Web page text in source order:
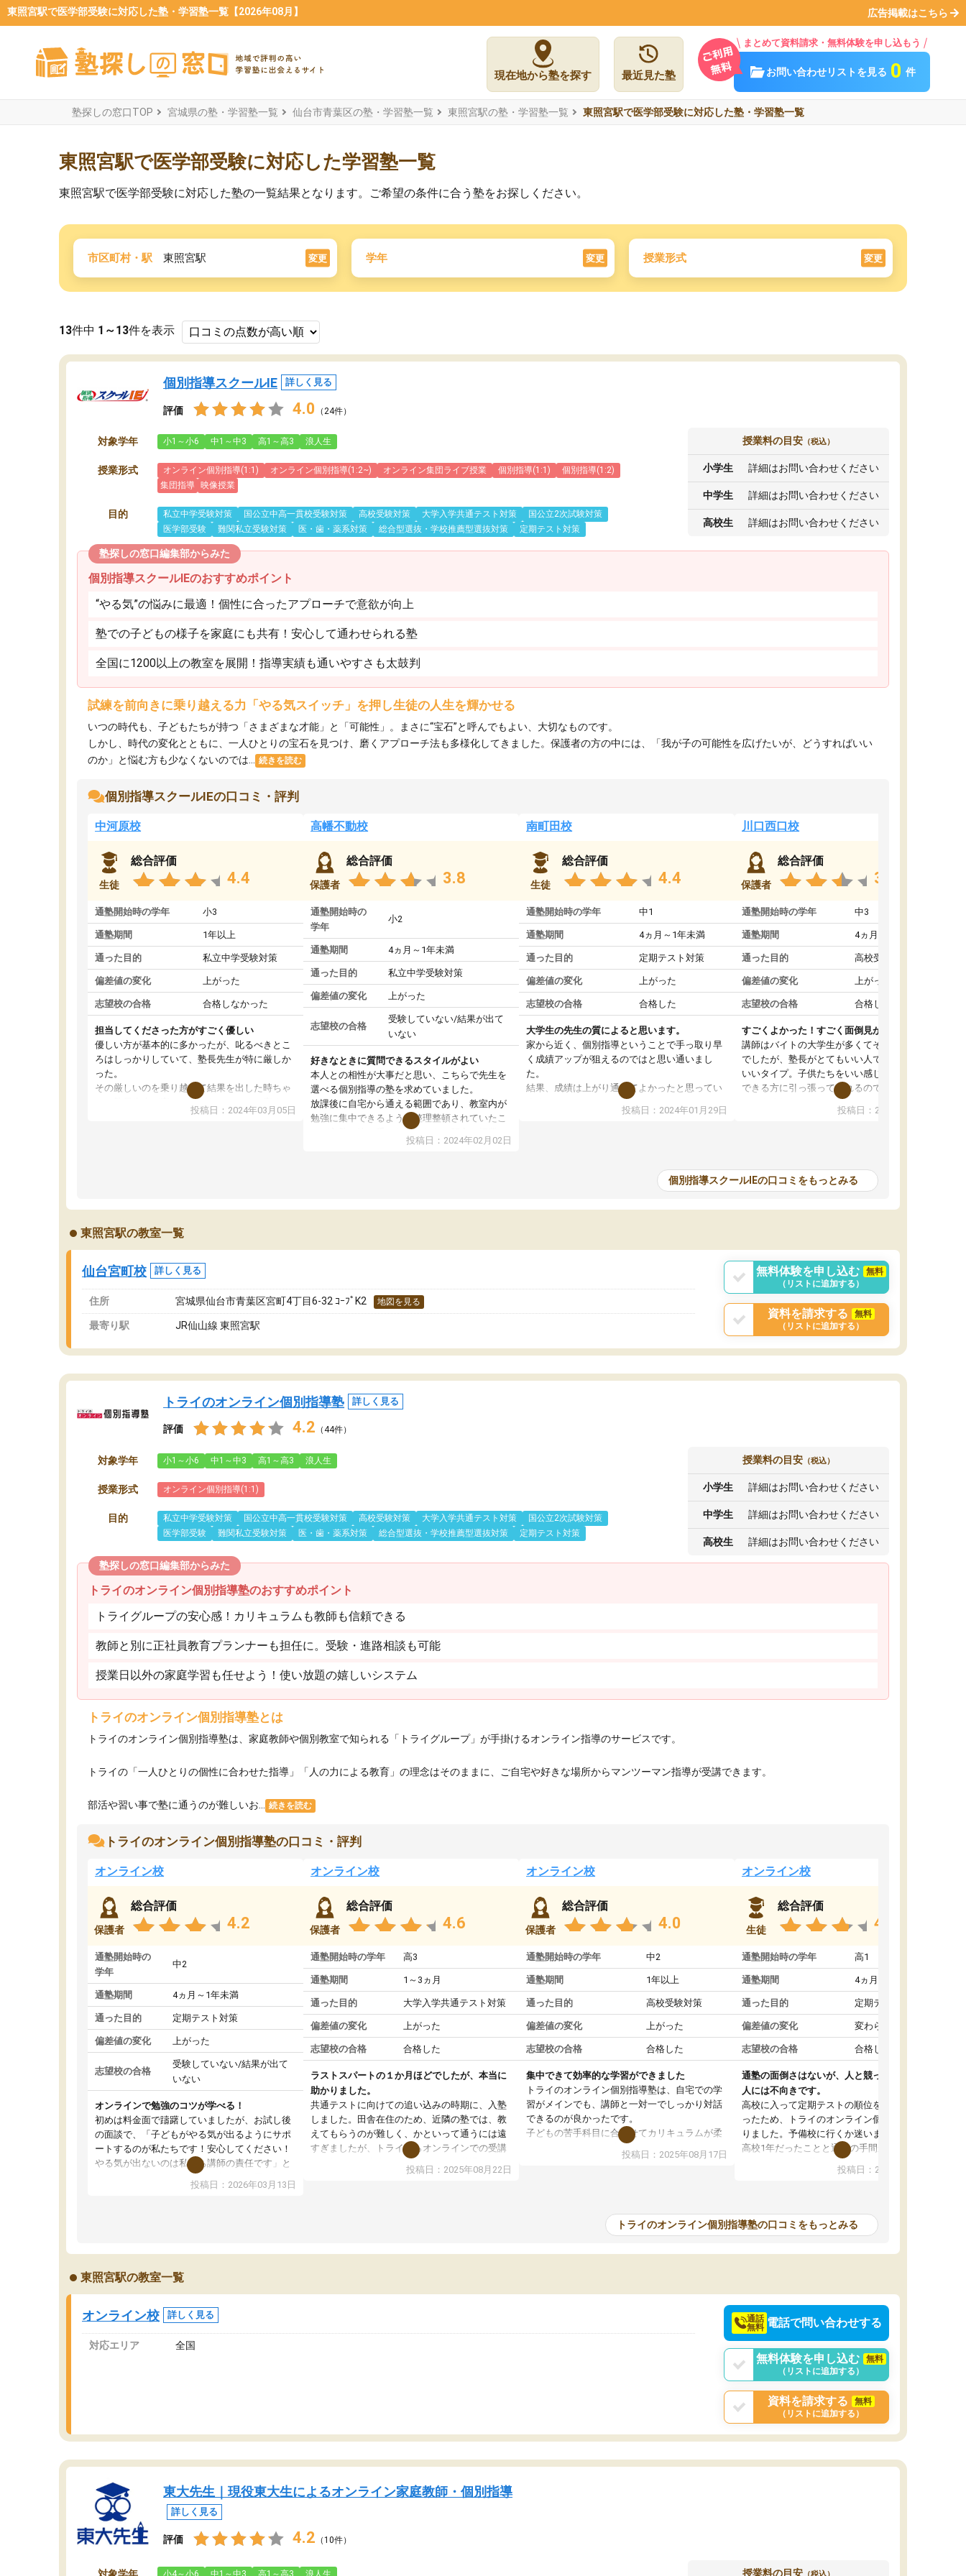
東照宮駅で医学部受験に対応した塾・学習塾一覧【2026年08月】 広告掲載はこちら
現在地から塾を探す 最近見た塾
まとめて資料請求・無料体験を申し込もう
お問い合わせリストを見る 0 件
塾探しの窓口TOP 宮城県の塾・学習塾一覧 仙台市青葉区の塾・学習塾一覧 東照宮駅の塾・学習塾一覧 東照宮駅で医学部受験に対応した塾・学習塾一覧
東照宮駅で医学部受験に対応した学習塾一覧
東照宮駅で医学部受験に対応した塾の一覧結果となります。ご希望の条件に合う塾をお探しください。
市区町村・駅 東照宮駅 変更 学年 変更 授業形式 変更
13件中 1～13件を表示
個別指導スクールIE 詳しく見る
評価 4.0 （24件）
対象学年 小1～小6 中1～中3 高1～高3 浪人生
授業形式 オンライン個別指導(1:1) オンライン個別指導(1:2~) オンライン集団ライブ授業 個別指導(1:1)
個別指導(1:2)
集団指導
映像授業
目的 私立中学受験対策 国公立中高一貫校受験対策 高校受験対策 大学入学共通テスト対策
国公立2次試験対策
医学部受験
難関私立受験対策 医・歯・薬系対策 総合型選抜・学校推薦型選抜対策 定期テスト対策
授業料の目安 （税込）
小学生 詳細はお問い合わせください
中学生 詳細はお問い合わせください
高校生 詳細はお問い合わせください
塾探しの窓口編集部からみた
個別指導スクールIEのおすすめポイント
“やる気”の悩みに最適！個性に合ったアプローチで意欲が向上
塾での子どもの様子を家庭にも共有！安心して通わせられる塾
全国に1200以上の教室を展開！指導実績も通いやすさも太鼓判
試練を前向きに乗り越える力「やる気スイッチ」を押し生徒の人生を輝かせる
いつの時代も、子どもたちが持つ「さまざまな才能」と「可能性」。まさに“宝石”と呼んでもよい、大切なものです。
しかし、時代の変化とともに、一人ひとりの宝石を見つけ、磨くアプローチ法も多様化してきました。保護者の方の中には、「我が子の可能性を広げたいが、どうすればいい
のか」と悩む方も少なくないのでは...
続きを読む
個別指導スクールIEの口コミ・評判
中河原校
生徒
総合評価
4.4
通塾開始時の学年 小3
通塾期間 1年以上
通った目的 私立中学受験対策
偏差値の変化 上がった
志望校の合格 合格しなかった
担当してくださった方がすごく優しい
優しい方が基本的に多かったが、叱るべきとこ
ろはしっかりしていて、塾長先生が特に厳しか
った。
その厳しいのを乗り越えて結果を出した時ちゃ
んと塾長先生が褒めてくれたので、また褒めら
れたいと思い更に頑張る糧になった。
かった。
投稿日：2024年03月05日
高幡不動校
保護者
総合評価
3.8
通塾開始時の
学年
小2
通塾期間 4ヵ月～1年未満
通った目的 私立中学受験対策
偏差値の変化 上がった
志望校の合格
受験していない/結果が出て
いない
好きなときに質問できるスタイルがよい
本人との相性が大事だと思い、こちらで先生を
選べる個別指導の塾を求めていました。
放課後に自宅から通える範囲であり、教室内が
勉強に集中できるように整理整頓されていたこ
とが入塾の決め手となりました。肝心な授業の
スタイルは、小学生に理解できるような内容を
信を持ってオススメしたいです。
投稿日：2024年02月02日
南町田校
生徒
総合評価
4.4
通塾開始時の学年 中1
通塾期間 4ヵ月～1年未満
通った目的 定期テスト対策
偏差値の変化 上がった
志望校の合格 合格した
大学生の先生の質によると思います。
家から近く、個別指導ということで手っ取り早
く成績アップが狙えるのではと思い通いまし
た。
結果、成績は上がり通ってよかったと思ってい
よかった点は、とてもいい先生に当たったこと
のいい先生とあたれれば非常に使える塾だと思
投稿日：2024年01月29日
川口西口校
保護者
総合評価
3.6
通塾開始時の学年 中3
通塾期間 4ヵ月～1年未満
通った目的 高校受験対策
偏差値の変化 上がった
志望校の合格 合格した
すごくよかった！すごく面倒見が良かった
講師はバイトの大学生が多くてそこは少し心配
でしたが、塾長がとてもいい人で熱く面倒見が
いいタイプ。子供たちをいい感じに盛り上げて
できる方に引っ張ってくれるので安心してお任
保護者に対しても無闇にできますということは
いるので多くが講師として戻ってきます。とて
もいい雰囲気です。
投稿日：2024年01月23日
個別指導スクールIEの口コミをもっとみる
東照宮駅の教室一覧
仙台宮町校 詳しく見る
住所 宮城県仙台市青葉区宮町4丁目6-32 ｺｰﾌﾟK2 地図を見る
最寄り駅 JR仙山線 東照宮駅
無料体験を申し込む
無料
（リストに追加する）
資料を請求する
無料
（リストに追加する）
トライのオンライン個別指導塾 詳しく見る
評価 4.2 （44件）
対象学年 小1～小6 中1～中3 高1～高3 浪人生
授業形式 オンライン個別指導(1:1)
目的 私立中学受験対策 国公立中高一貫校受験対策 高校受験対策 大学入学共通テスト対策
国公立2次試験対策
医学部受験
難関私立受験対策 医・歯・薬系対策 総合型選抜・学校推薦型選抜対策 定期テスト対策
授業料の目安 （税込）
小学生 詳細はお問い合わせください
中学生 詳細はお問い合わせください
高校生 詳細はお問い合わせください
塾探しの窓口編集部からみた
トライのオンライン個別指導塾のおすすめポイント
トライグループの安心感！カリキュラムも教師も信頼できる
教師と別に正社員教育プランナーも担任に。受験・進路相談も可能
授業日以外の家庭学習も任せよう！使い放題の嬉しいシステム
トライのオンライン個別指導塾とは
トライのオンライン個別指導塾は、家庭教師や個別教室で知られる「トライグループ」が手掛けるオンライン指導のサービスです。
トライの「一人ひとりの個性に合わせた指導」「人の力による教育」の理念はそのままに、ご自宅や好きな場所からマンツーマン指導が受講できます。
部活や習い事で塾に通うのが難しいお... 続きを読む
トライのオンライン個別指導塾の口コミ・評判
オンライン校
保護者
総合評価
4.2
通塾開始時の
学年
中2
通塾期間 4ヵ月～1年未満
通った目的 定期テスト対策
偏差値の変化 上がった
志望校の合格
受験していない/結果が出て
いない
オンラインで勉強のコツが学べる！
初めは料金面で躊躇していましたが、お試し後
の面談で、「子どもがやる気が出るようにサポ
ートするのが私たちです！安心してください！
やる気が出ないのは私たち講師の責任です」と
言ってくださり、確かに！と考えて、思い切っ
て入塾しました。英語が苦手だったんですが、
い通り、少しずつ成績も上がり、苦手意識も無
くなってきたので、さらに苦手な数学も追加で
お願いしました。来年の高校受験に向けて頑張
っています。
投稿日：2026年03月13日
オンライン校
保護者
総合評価
4.6
通塾開始時の学年 高3
通塾期間 1～3ヵ月
通った目的 大学入学共通テスト対策
偏差値の変化 上がった
志望校の合格 合格した
ラストスパートの１か月ほどでしたが、本当に
助かりました。
共通テストに向けての追い込みの時期に、入塾
しました。田舎在住のため、近隣の塾では、教
えてもらうのが難しく、かといって通うには遠
すぎましたが、トライならオンラインでの受講
が可能なので本当に助かりました。共通テスト
の内容重視でしたが、娘がわからないところを
投稿日：2025年08月22日
オンライン校
保護者
総合評価
4.0
通塾開始時の学年 中2
通塾期間 1年以上
通った目的 高校受験対策
偏差値の変化 上がった
志望校の合格 合格した
集中できて効率的な学習ができました
トライのオンライン個別指導塾は、自宅での学
習がメインでも、講師と一対一でしっかり対話
できるのが良かったです。
子どもの苦手科目に合わせてカリキュラムが柔
軟に組まれて、理解度に応じて進み方を調整し
感しているようでした。
料金はやや高めではありますが、質の良い指導
投稿日：2025年08月17日
オンライン校
生徒
総合評価
4.0
通塾開始時の学年 高1
通塾期間 4ヵ月～1年未満
通った目的 定期テスト対策
偏差値の変化 変わらなかった
志望校の合格 合格した
通塾の面倒さはないが、人と競って勉強したい
人には不向きです。
高校に入って定期テストの順位を下げたくなか
ったため、トライのオンライン個別指導塾に入
りました。予備校に行くか迷いましたが、まだ
高校1年だったことと通塾の手間が面倒だったの
でオンラインを選択しました。こちらの塾では
定期テストの内容に合わせて宿題を出してもら
かったのですが、自分以外の人がどのくらい同
じ勉強を理解しているのかが分からず、その点
投稿日：2025年08月09日
トライのオンライン個別指導塾の口コミをもっとみる
東照宮駅の教室一覧
オンライン校 詳しく見る
対応エリア 全国
通話
無料 電話で問い合わせする
無料体験を申し込む
無料
（リストに追加する）
資料を請求する
無料
（リストに追加する）
東大先生｜現役東大生によるオンライン家庭教師・個別指導
詳しく見る
評価 4.2 （10件）
小4～小6 中1～中3 高1～高3 浪人生 授業料の目安